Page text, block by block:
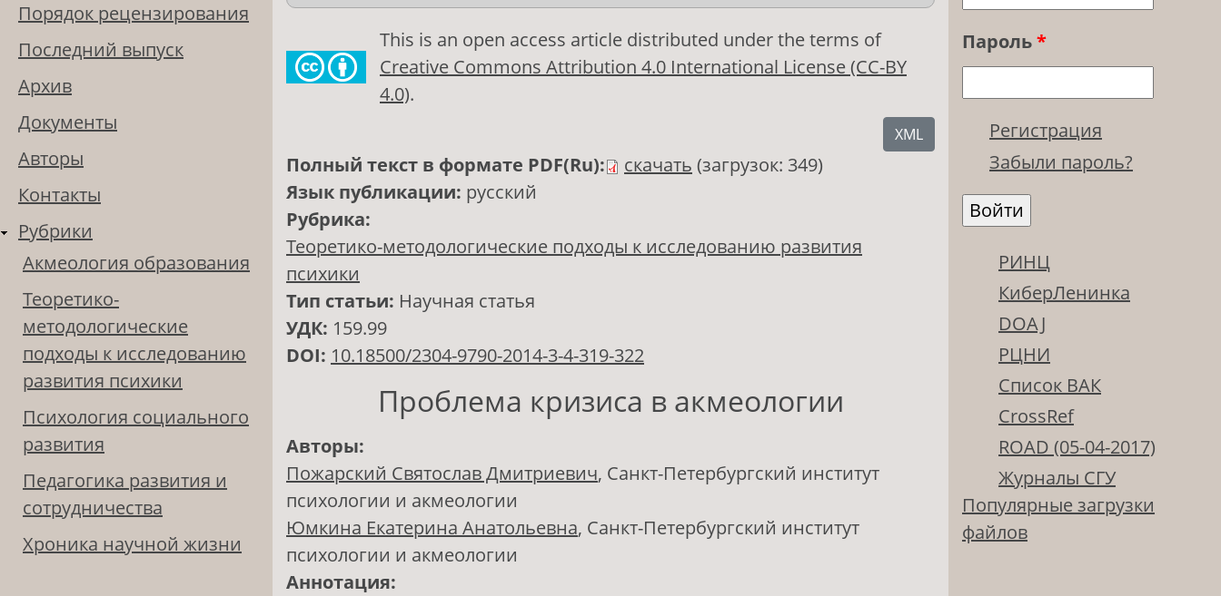
Порядок рецензирования
Последний выпуск
Архив
Документы
Авторы
Контакты
Рубрики
Акмеология образования
Теоретико-
методологические
подходы к исследованию
развития психики
Психология социального
развития
Педагогика развития и
сотрудничества
Хроника научной жизни
This is an open access article distributed under the terms of
Creative Commons Attribution 4.0 International License (CC-BY
4.0).
XML
Полный текст в формате PDF(Ru): скачать (загрузок: 349)
Язык публикации: русский
Рубрика:
Теоретико-методологические подходы к исследованию развития
психики
Тип статьи: Научная статья
УДК: 159.99
DOI: 10.18500/2304-9790-2014-3-4-319-322
Проблема кризиса в акмеологии
Авторы:
Пожарский Святослав Дмитриевич, Санкт-Петербургский институт
психологии и акмеологии
Юмкина Екатерина Анатольевна, Санкт-Петербургский институт
психологии и акмеологии
Аннотация:
Пароль*
Регистрация
Забыли пароль?
РИНЦ
КиберЛенинка
DOAJ
РЦНИ
Список ВАК
CrossRef
ROAD (05-04-2017)
Журналы СГУ
Популярные загрузки
файлов